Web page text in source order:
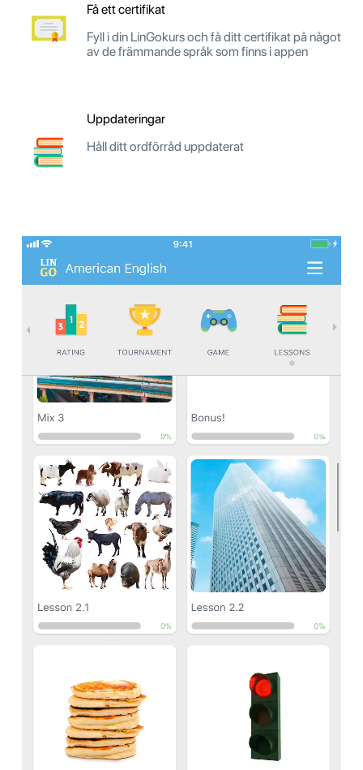
Få ett certifikat
Fyll i din LinGokurs och få ditt certifikat på något
av de främmande språk som finns i appen
Uppdateringar
Håll ditt ordförråd uppdaterat